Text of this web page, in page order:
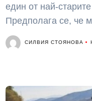
един от най-
Предполага се, че
СИЛВИЯ СТОЯНОВА